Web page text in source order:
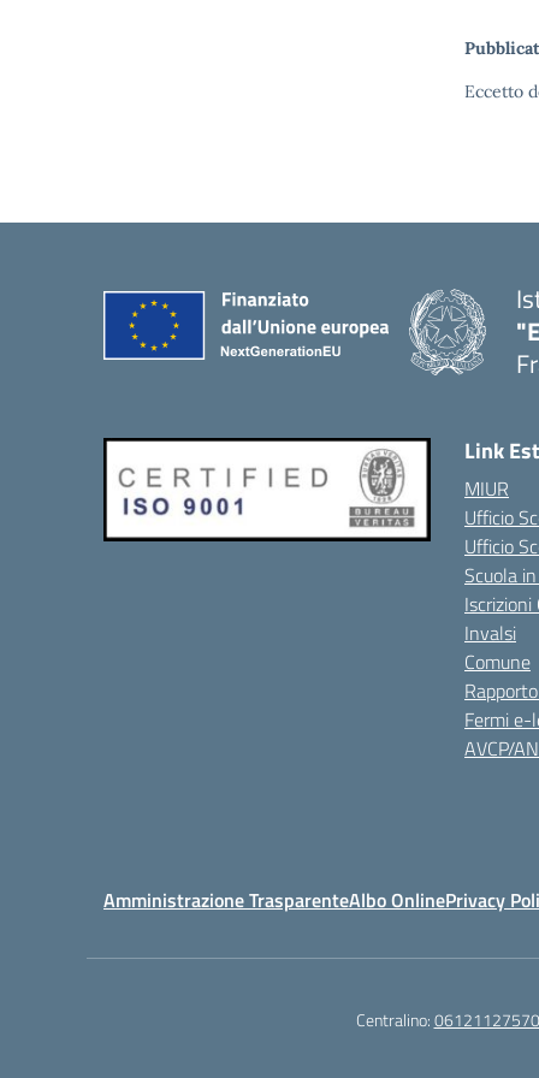
Eccetto
Link
MIUR
Ufficio
Ufficio
Scuola
Invalsi
Comune
Fermi e-
AVCP/
Amministrazione TrasparenteAlbo OnlinePrivacy
Centralino:06121127570